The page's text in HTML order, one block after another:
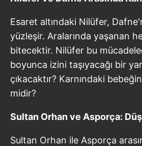
Esaret altındaki Nilüfer,
yüzleşir. Aralarında yaşanan
bitecektir. Nilüfer bu
boyunca izini taşıyacağı bir
çıkacaktır? Karnındaki
midir?
Sultan Orhan ve Asporça:
Sultan Orhan ile Asporça